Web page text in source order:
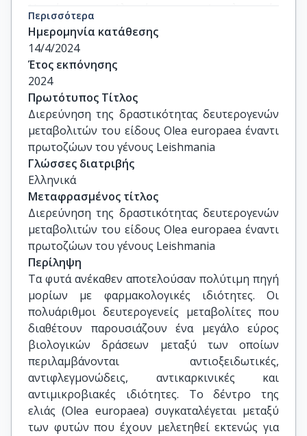
Νεκτάριος Αληγιάννης: Αναπληρωτής
Καθηγητής, Τμήμα Φαρμακευτικής, Τομέας
Φαρμακογνωσίας και Χημείας Φυσικών
Προϊόντων, Ε.Κ.Π.Α.
Μαρία Χαλαμπαλάκη: Αναπληρώτρια
Καθηγήτρια, Τμήμα Φαρμακευτικής, Τομέας
Φαρμακογνωσίας και Χημείας Φυσικών
Προϊόντων, Ε.Κ.Π.Α.
Σοφία Μητάκου: Καθηγήτρια, Τμήμα
Φαρμακευτικής, Τομέας Φαρμακογνωσίας και
Χημείας Φυσικών Προϊόντων, Ε.Κ.Π.Α.
Εμμανουήλ Αγγελάκης, Διευθυντής Ερευνών,
Τομέας Μικροβιολογίας, Διαγνωστικό Τμήμα,
Ελληνικό Ινστιτούτο Παστέρ
Δέσποινα Σμυρλή: Κύρια Ερευνήτρια, Τομέας
Μικροβιολογίας, Εργαστήριο Μοριακής
Παρασιτολογίας, Ελληνικό Ινστιτούτο Παστέρ
Περισσότερα
Ημερομηνία κατάθεσης
14/4/2024
Έτος εκπόνησης
2024
Πρωτότυπος Τίτλος
Διερεύνηση της δραστικότητας δευτερογενών
μεταβολιτών του είδους Olea europaea έναντι
πρωτοζώων του γένους Leishmania
Γλώσσες διατριβής
Ελληνικά
Μεταφρασμένος τίτλος
Διερεύνηση της δραστικότητας δευτερογενών
μεταβολιτών του είδους Olea europaea έναντι
πρωτοζώων του γένους Leishmania
Περίληψη
Τα φυτά ανέκαθεν αποτελούσαν πολύτιμη πηγή
μορίων με φαρμακολογικές ιδιότητες. Οι
πολυάριθμοι δευτερογενείς μεταβολίτες που
διαθέτουν παρουσιάζουν ένα μεγάλο εύρος
βιολογικών δράσεων μεταξύ των οποίων
περιλαμβάνονται αντιοξειδωτικές,
αντιφλεγμονώδεις, αντικαρκινικές και
αντιμικροβιακές ιδιότητες. Το δέντρο της
ελιάς (Olea europaea) συγκαταλέγεται μεταξύ
των φυτών που έχουν μελετηθεί εκτενώς για